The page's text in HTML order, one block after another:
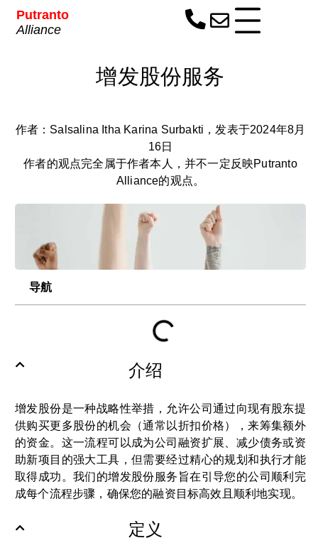
Putranto
Alliance
增发股份服务
作者： Salsalina Itha Karina Surbakti ，发表于2024年8月
16日
作者的观点完全属于作者本人，并不一定反映Putranto
Alliance的观点。
导航
介绍
增发股份是一种战略性举措，允许公司通过向现有股东提
供购买更多股份的机会（通常以折扣价格），来筹集额外
的资金。这一流程可以成为公司融资扩展、减少债务或资
助新项目的强大工具，但需要经过精心的规划和执行才能
取得成功。我们的增发股份服务旨在引导您的公司顺利完
成每个流程步骤，确保您的融资目标高效且顺利地实现。
定义